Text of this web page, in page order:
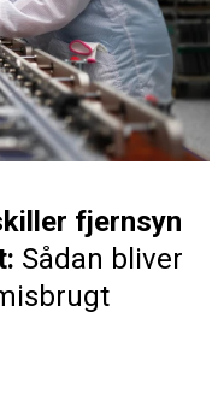
fjernsyn
Sådan bliver